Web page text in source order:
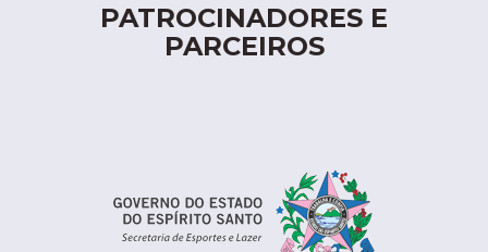
PATROCINADORES E
PARCEIROS